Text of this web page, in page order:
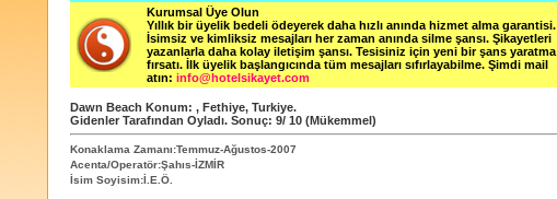
Kurumsal Üye Olun
Yıllık bir üyelik bedeli ödeyerek daha hızlı anında hizmet alma garantisi.
İsimsiz ve kimliksiz mesajları her zaman anında silme şansı. Şikayetleri
yazanlarla daha kolay iletişim şansı. Tesisiniz için yeni bir şans yaratma
fırsatı. İlk üyelik başlangıcında tüm mesajları sıfırlayabilme. Şimdi mail
atın: info@hotelsikayet.com
Dawn Beach Konum: , Fethiye, Turkiye.
Gidenler Tarafından Oyladı. Sonuç: 9/ 10 (Mükemmel)
Konaklama Zamanı:Temmuz-Ağustos-2007
Acenta/Operatör:Şahıs-İZMİR
İsim Soyisim:İ.E.Ö.